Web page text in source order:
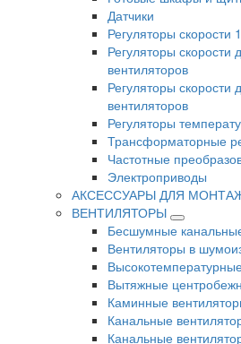
Датчики
Регуляторы
Регуляторы
вентиляторов
Регуляторы скорости
вентиляторов
Регуляторы
Трансформаторные
Частотные
Электроприводы
АКСЕССУАРЫ ДЛЯ
ВЕНТИЛЯТОРЫ
Бесшумные
Вентиляторы в
Вытяжные
Каминные
Канальные
Канальные